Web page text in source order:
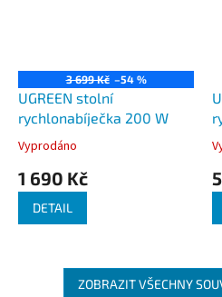
3 699 Kč –54 %
UGREEN stolní
rychlonabíječka 200 W
Vyprodáno
1 690 Kč
DETAIL
ZOBRAZIT VŠECHNY